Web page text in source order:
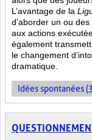
L’avantage de la
d’aborder un ou
aux actions
également
le changement
dramatique.
Idées spontanées